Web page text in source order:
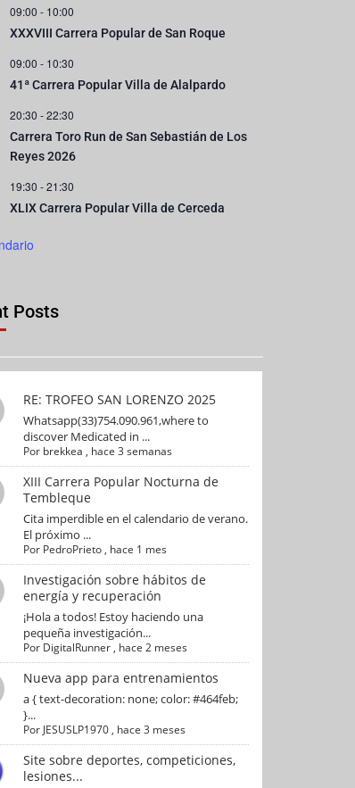
09:00 - 10:00
XXXVIII Carrera Popular de San Roque
09:00 - 10:30
41ª Carrera Popular Villa de Alalpardo
20:30 -22:30
Carrera Toro Run de San Sebastián de Los
Reyes 2026
19:30 -21:30
XLIX Carrera Popular Villa de Cerceda
Posts
RE: TROFEO SAN LORENZO 2025
Whatsapp(33)754.090.961,where to
discover Medicated in ...
Por brekkea , hace 3 semanas
XIII Carrera Popular Nocturna de
Tembleque
Cita imperdible en el calendario de verano.
El próximo ...
Por PedroPrieto , hace 1 mes
Investigación sobre hábitos de
energía y recuperación
¡Hola a todos! Estoy haciendo una
pequeña investigación...
Por DigitalRunner , hace 2 meses
Nueva app para entrenamientos
a { text-decoration: none; color: #464feb;
}...
Por JESUSLP1970 , hace 3 meses
Site sobre deportes, competiciones,
lesiones...